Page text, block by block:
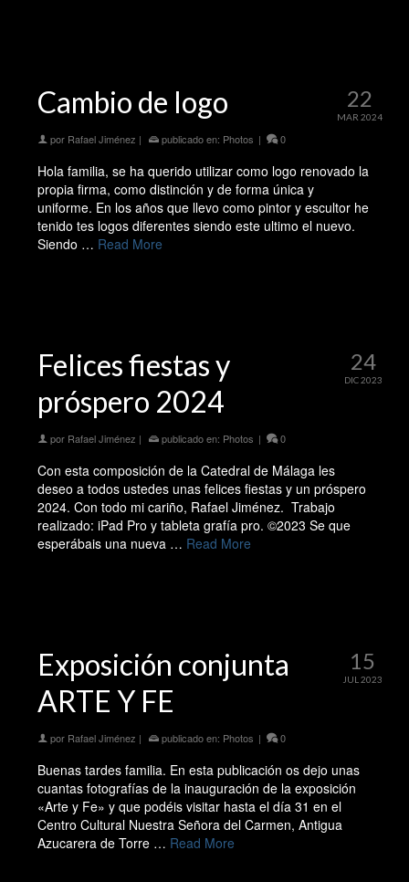
22
MAR 2024
Cambio de logo
por Rafael Jiménez | publicado en: Photos | 0
Hola familia, se ha querido utilizar como logo renovado la
propia firma, como distinción y de forma única y
uniforme. En los años que llevo como pintor y escultor he
tenido tes logos diferentes siendo este ultimo el nuevo.
Siendo … Read More
24
DIC 2023
Felices fiestas y
próspero 2024
por Rafael Jiménez | publicado en: Photos | 0
Con esta composición de la Catedral de Málaga les
deseo a todos ustedes unas felices fiestas y un próspero
2024. Con todo mi cariño, Rafael Jiménez. Trabajo
realizado: iPad Pro y tableta grafía pro. ©️2023 Se que
esperábais una nueva … Read More
15
JUL 2023
Exposición conjunta
ARTE Y FE
por Rafael Jiménez | publicado en: Photos | 0
Buenas tardes familia. En esta publicación os dejo unas
cuantas fotografías de la inauguración de la exposición
«Arte y Fe» y que podéis visitar hasta el día 31 en el
Centro Cultural Nuestra Señora del Carmen, Antigua
Azucarera de Torre … Read More